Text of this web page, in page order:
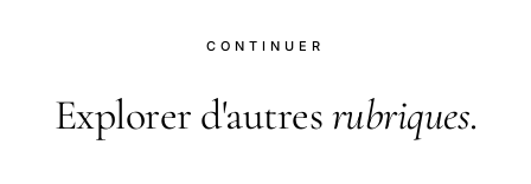
CONTINUER
Explorer d'autresrubriques.